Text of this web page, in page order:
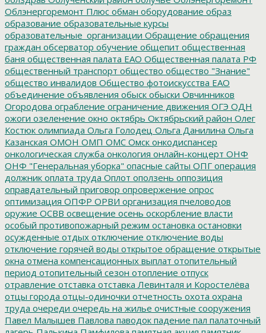
Облэнергоремонт Плюс обман оборудование образ
образование образовательные курсы
образовательные_организации Обращение обращения
граждан обсерватор обучение общепит общественная
баня общественная палата ЕАО Общественная палата РФ
общественный транспорт общество общество "Знание"
общество инвалидов Общество фотоискусства ЕАО
объединение объявления обыск обыски Овчинников
Огородова ограбление ограничение движения ОГЭ ОДН
ожоги озеленение окно октябрь Октябрьский район Олег
Костюк олимпиада Ольга Голодец Ольга Данилина Ольга
Казанская ОМОН ОМП ОМС Омск онкодиспансер
онкологическая служба онкология онлайн-концерт ОНФ
ОНФ "Генеральная уборка" опасные сайты ОПГ операция
должник оплата труда Оплот оползень оппозиция
оправдательный приговор опровержение опрос
оптимизация ОПФР ОРВИ организация пчеловодов
оружие ОСВВ освещение осень оскорбление власти
особый противопожарный режим остановка остановки
осужденные отдых отключение отключение воды
отключение горячей воды открытое обращение открытые
окна отмена компенсационных выплат отопительный
период отопительный сезон отопление отпуск
отравление отставка отставка Левинталя и Коростелёва
отцы города отцы-одиночки отчетность охота охрана
труда очереди очередь на жилье очистные сооружения
Павел Малышев Павлова паводок падение пал палаточный